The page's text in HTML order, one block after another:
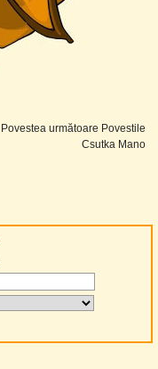
Povestea următoare Povestile
Csutka Mano